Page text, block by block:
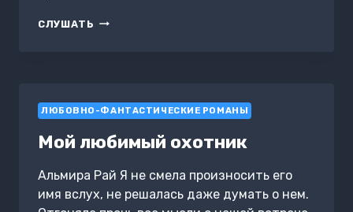
СЛУШАТЬ АКАДЕМИЯ
ЛЮБОВНО-ФАНТАСТИЧЕСКИЕ РОМАНЫ
Мой любимый охотник
Альмира Рай Я не смела произносить его
имя вслух, не решалась даже думать о нем.